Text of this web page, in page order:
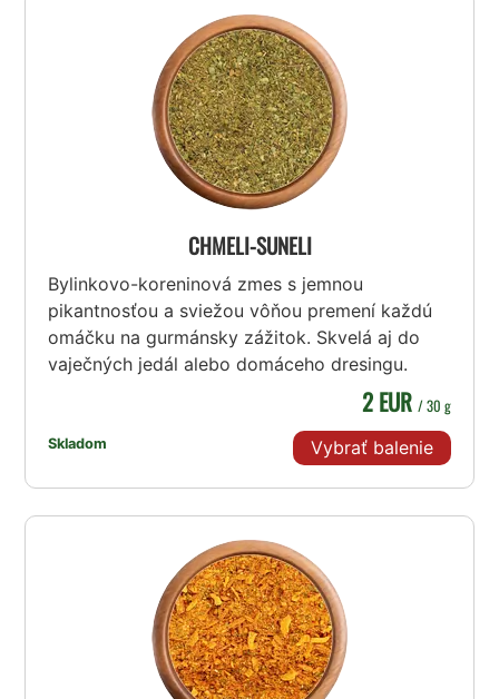
CHMELI-SUNELI
Bylinkovo-koreninová zmes s jemnou
pikantnosťou a sviežou vôňou premení každú
omáčku na gurmánsky zážitok. Skvelá aj do
vaječných jedál alebo domáceho dresingu.
Skladom
2 EUR / 30 g
Vybrať balenie